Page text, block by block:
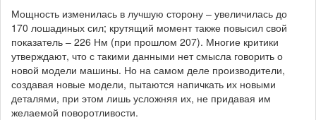
Мощность изменилась в лучшую сторону – увеличилась до
170 лошадиных сил; крутящий момент также повысил свой
показатель – 226 Нм (при прошлом 207). Многие критики
утверждают, что с такими данными нет смысла говорить о
новой модели машины. Но на самом деле производители,
создавая новые модели, пытаются напичкать их новыми
деталями, при этом лишь усложняя их, не придавая им
желаемой поворотливости.